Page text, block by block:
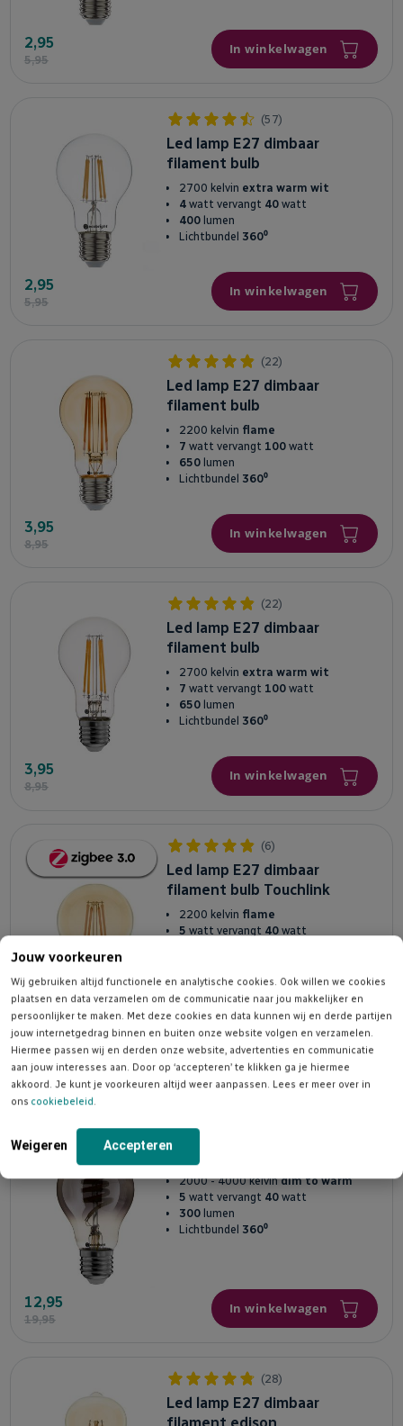
Jouw voorkeuren
Wij gebruiken altijd functionele en analytische cookies. Ook willen we cookies
plaatsen en data verzamelen om de communicatie naar jou makkelijker en
persoonlijker te maken. Met deze cookies en data kunnen wij en derde partijen
jouw internetgedrag binnen en buiten onze website volgen en verzamelen.
Hiermee passen wij en derden onze website, advertenties en communicatie
aan jouw interesses aan. Door op ‘accepteren’ te klikken ga je hiermee
akkoord. Je kunt je voorkeuren altijd weer aanpassen. Lees er meer over in
ons cookiebeleid.
Weigeren Accepteren
2,95
5,95
In winkelwagen
(57)
Led lamp E27 dimbaar
filament bulb
2700 kelvin extra warm wit
4 watt vervangt 40watt
400 lumen
Lichtbundel 360⁰
2,95
5,95
In winkelwagen
(22)
Led lamp E27 dimbaar
filament bulb
2200 kelvin flame
7 watt vervangt 100watt
650 lumen
Lichtbundel 360⁰
3,95
8,95
In winkelwagen
(22)
Led lamp E27 dimbaar
filament bulb
2700 kelvin extra warm wit
7 watt vervangt 100watt
650 lumen
Lichtbundel 360⁰
3,95
8,95
In winkelwagen
(6)
Led lamp E27 dimbaar
filament bulb Touchlink
2200 kelvin flame
5 watt vervangt 40watt
9,95
14,95
Meer informatie
Led lamp E27 dimbaar
2000 - 4000 kelvindim to warm
5 watt vervangt 40watt
300 lumen
Lichtbundel 360⁰
12,95
19,95
In winkelwagen
(28)
Led lamp E27 dimbaar